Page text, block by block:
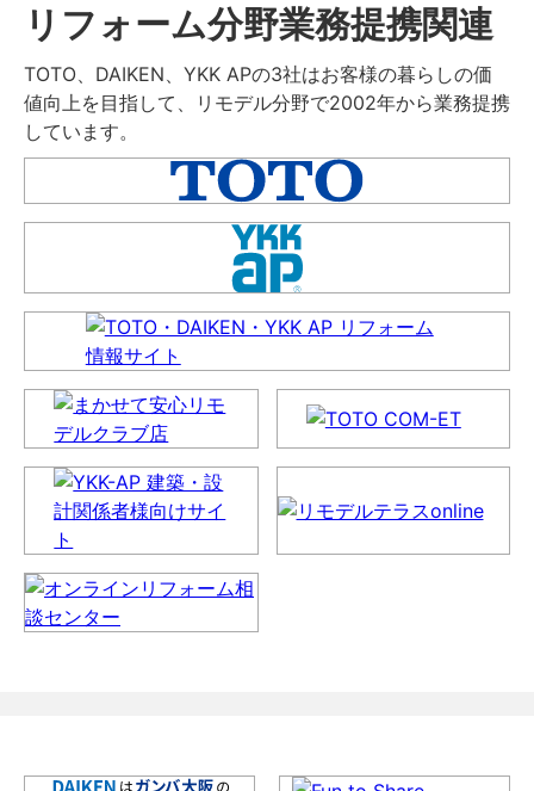
リフォーム分野業務提携関連
TOTO、DAIKEN、YKK APの3社はお客様の暮らしの価
値向上を目指して、リモデル分野で2002年から業務提携
しています。